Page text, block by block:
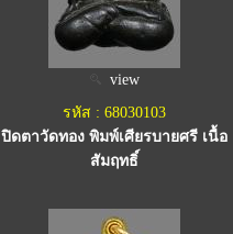
view
รหัส : 68030103
ปิดตาวัดทอง พิมพ์เศียรบายศรี เนื้อ
สัมฤทธิ์